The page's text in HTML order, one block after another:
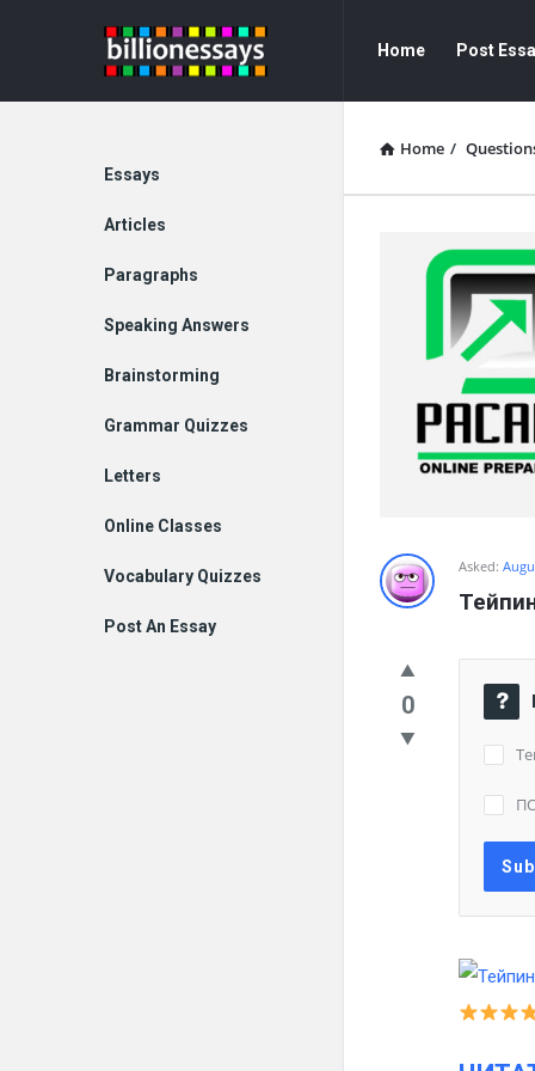
Billion
Essays
Essays
Navigation
Home Post
Home /
Asked:
0
Explore
Essays
Articles
Paragraphs
Speaking Answers
Brainstorming
Grammar Quizzes
Letters
Online Classes
Vocabulary Quizzes
Post An Essay